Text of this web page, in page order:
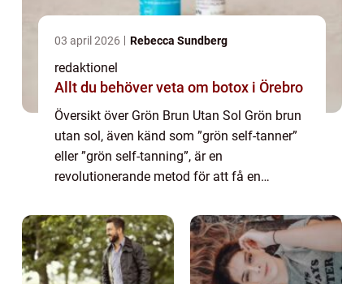
03 april 2026 Rebecca Sundberg
redaktionel
Allt du behöver veta om botox i Örebro
Översikt över Grön Brun Utan Sol Grön brun
utan sol, även känd som ”grön self-tanner”
eller ”grön self-tanning”, är en
revolutionerande metod för att få en
skadliga UV-strålar. Genom att a...